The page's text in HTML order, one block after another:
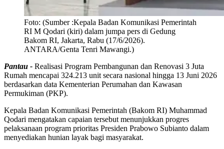
Foto: (Sumber :Kepala Badan Komunikasi Pemerintah
RI M Qodari (kiri) dalam jumpa pers di Gedung
Bakom RI, Jakarta, Rabu (17/6/2026).
ANTARA/Genta Tenri Mawangi.)
Pantau - Realisasi Program Pembangunan dan Renovasi 3 Juta
Rumah mencapai 324.213 unit secara nasional hingga 13 Juni 2026
berdasarkan data Kementerian Perumahan dan Kawasan
Permukiman (PKP).
Kepala Badan Komunikasi Pemerintah (Bakom RI) Muhammad
Qodari mengatakan capaian tersebut menunjukkan progres
pelaksanaan program prioritas Presiden Prabowo Subianto dalam
menyediakan hunian layak bagi masyarakat.